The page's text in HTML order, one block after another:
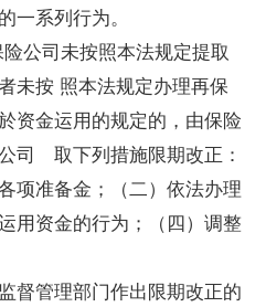
一系列行为。
公司未按照本法规定提取
未按 照本法规定办理再保
资金运用的规定的，由保险
司 取下列措施限期改正：
项准备金；（二）依法办理
用资金的行为；（四）调整
管理部门作出限期改正的